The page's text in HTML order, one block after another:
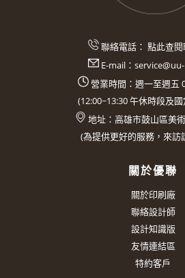
聯絡電話： 點此查
E-mail：
營業時間：週一至週五
(12:00~13:30午休時段及
地址： 高雄市鼓山區美
(為提供更好的服務，來訪
關於優聯
關於印刷廠
聯絡設計師
設計知識版
友情連結區
特約客戶